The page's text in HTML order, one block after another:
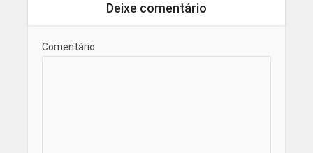
Deixe comentário
Comentário